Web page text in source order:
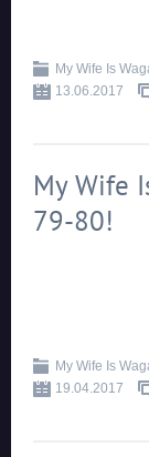
My Wife Is
13.06.2017
My Wife
79-80!
My Wife Is
19.04.2017